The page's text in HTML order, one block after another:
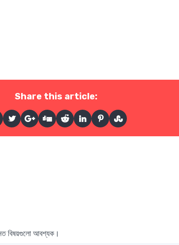
Share this article:
বিষয়গুলো আবশ্যক।